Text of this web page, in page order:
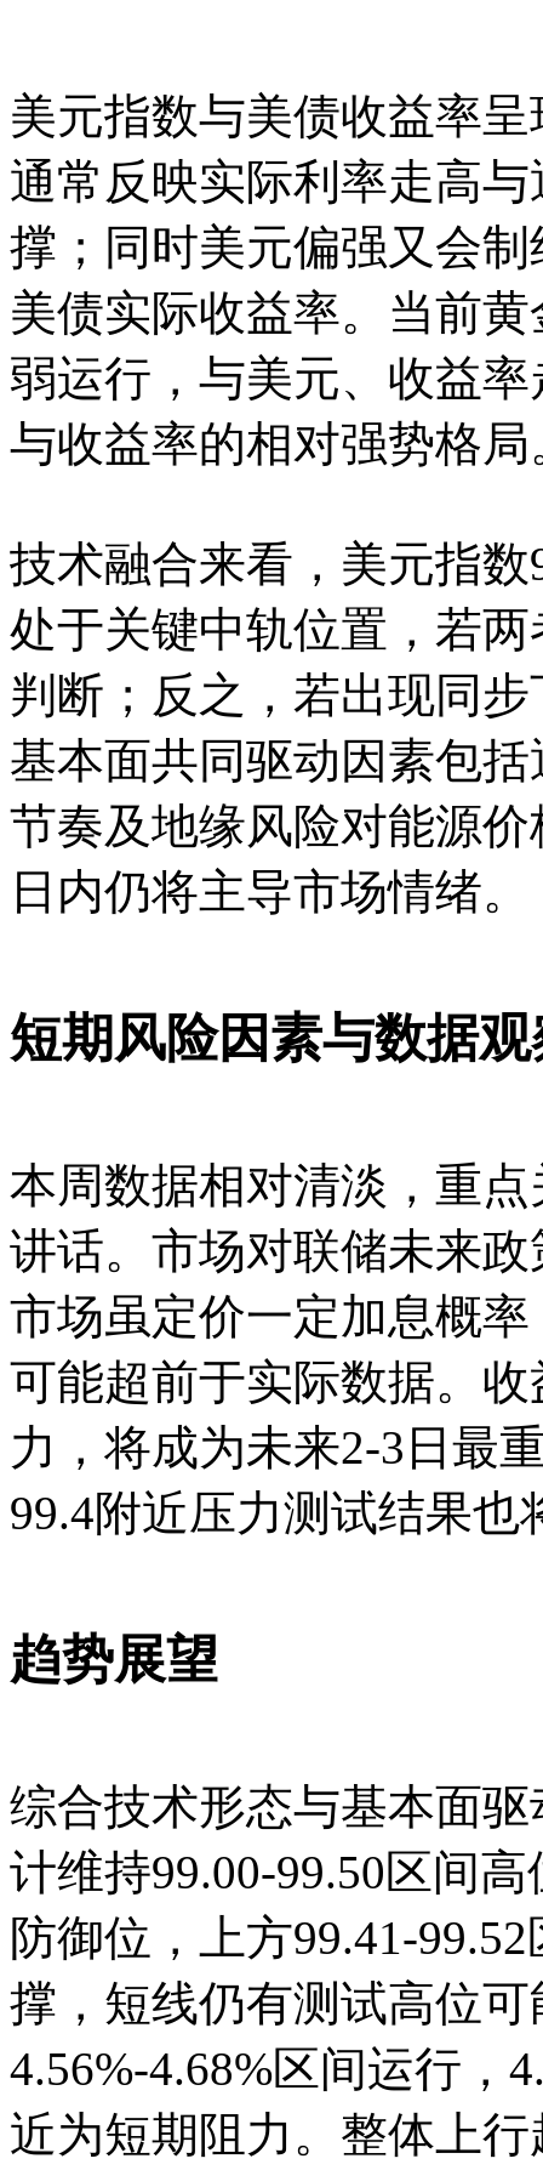
美元指数与美债收益率
通常反映实际利率走高
撑；同时美元偏强又会
美债实际收益率。当前
弱运行，与美元、收益
与收益率的相对强势格局
技术融合来看，美元指
处于关键中轨位置，若
判断；反之，若出现同
基本面共同驱动因素包
节奏及地缘风险对能源
日内仍将主导市场情绪。
短期风险因素与数据
本周数据相对清淡，重
讲话。市场对联储未来
市场虽定价一定加息概
可能超前于实际数据。
力，将成为未来2-3日最
99.4附近压力测试结果
趋势展望
综合技术形态与基本面
计维持99.00-99.50区间
防御位，上方99.41-
撑，短线仍有测试高位
4.56%-4.68%区间运行，
近为短期阻力。整体上